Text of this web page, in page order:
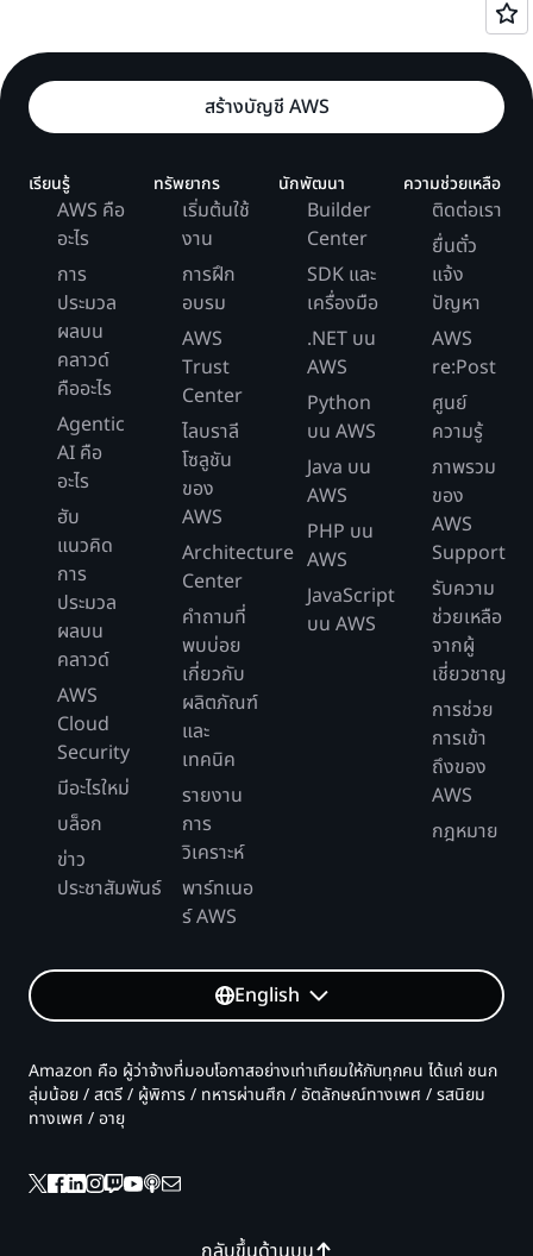
สร้างบัญชี AWS
เรียนรู้
AWS คือ
อะไร
การ
ประมวล
ผลบน
คลาวด์
คืออะไร
Agentic
AI คือ
อะไร
ฮับ
แนวคิด
การ
ประมวล
ผลบน
คลาวด์
AWS
Cloud
Security
มีอะไรใหม่
บล็อก
ข่าว
ประชาสัมพันธ์
ทรัพยากร
เริ่มต้นใช้
งาน
การฝึก
อบรม
AWS
Trust
Center
ไลบราลี
โซลูชัน
ของ
AWS
Architecture
Center
คำถามที่
พบบ่อย
เกี่ยวกับ
ผลิตภัณฑ์
และ
เทคนิค
รายงาน
การ
วิเคราะห์
พาร์ทเนอ
ร์ AWS
นักพัฒนา
Builder
Center
SDK และ
เครื่องมือ
.NET บน
AWS
Python
บน AWS
Java บน
AWS
PHP บน
AWS
JavaScript
บน AWS
ความช่วยเหลือ
ติดต่อเรา
ยื่นตั๋ว
แจ้ง
ปัญหา
AWS
re:Post
ศูนย์
ความรู้
ภาพรวม
ของ
AWS
Support
รับความ
ช่วยเหลือ
จากผู้
เชี่ยวชาญ
การช่วย
การเข้า
ถึงของ
AWS
กฎหมาย
English
Amazon คือ ผู้ว่าจ้างที่มอบโอกาสอย่างเท่าเทียมให้กับทุกคน ได้แก่ ชนก
ลุ่มน้อย / สตรี / ผู้พิการ / ทหารผ่านศึก / อัตลักษณ์ทางเพศ / รสนิยม
ทางเพศ / อายุ